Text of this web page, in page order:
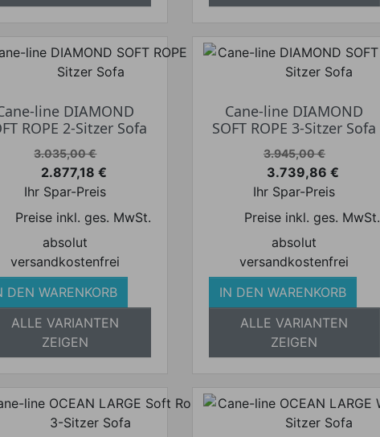
line DIAMOND
ROPE 2-Sitzer Sofa
Verkaufspreis
3.035,00 €
Preis
2.877,18 €
Ihr Spar-Preis
Preise inkl. ges. MwSt.
absolut
versandkostenfrei
DEN WARENKORB
ALLE VARIANTEN
ZEIGEN
Cane-line DIAMOND
SOFT ROPE 3-Sitzer Sofa
Verkaufspreis
3.945,00 €
Preis
3.739,86 €
Ihr Spar-Preis
Preise inkl. ges. MwSt.
absolut
versandkostenfrei
IN DEN WARENKORB
ALLE VARIANTEN
ZEIGEN